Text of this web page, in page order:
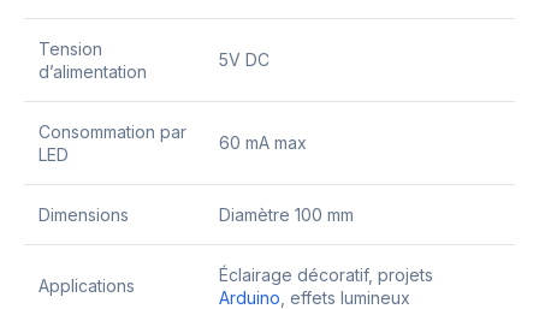
Tension
d’alimentation
5V DC
Consommation par
LED
60 mA max
Dimensions Diamètre 100 mm
Applications
Éclairage décoratif, projets
Arduino , effets lumineux